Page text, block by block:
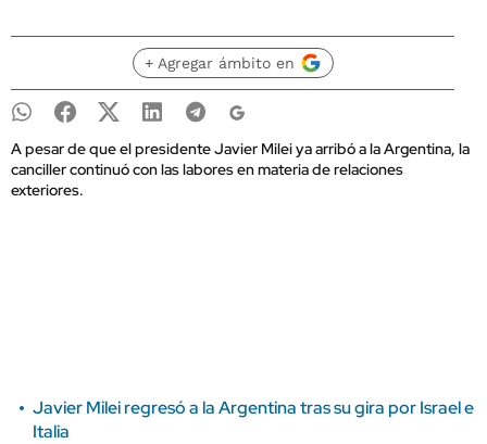
+ Agregar ámbito en
A pesar de que el presidente Javier Milei ya arribó a la Argentina, la
canciller continuó con las labores en materia de relaciones
exteriores.
Javier Milei regresó a la Argentina tras su gira por Israel e
Italia